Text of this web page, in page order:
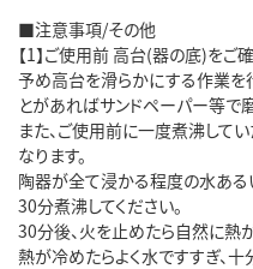
■注意事項/その他
【1】ご使用前 高台(器の底)をご
予め高台を滑らかにする作業を
とがあればサンドペーパー等で
また、ご使用前に一度煮沸して
なります。
陶器が全て浸かる程度の水ある
30分煮沸してください。
30分後、火を止めたら自然に熱
熱が冷めたらよく水ですすぎ、十